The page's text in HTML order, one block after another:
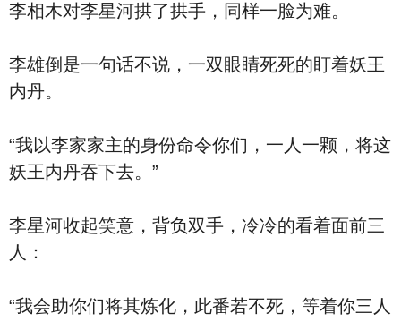
李相木对李星河拱了拱手，同样一脸为难。
李雄倒是一句话不说，一双眼睛死死的盯着妖王
内丹。
“我以李家家主的身份命令你们，一人一颗，将这
妖王内丹吞下去。”
李星河收起笑意，背负双手，冷冷的看着面前三
人：
“我会助你们将其炼化，此番若不死，等着你三人